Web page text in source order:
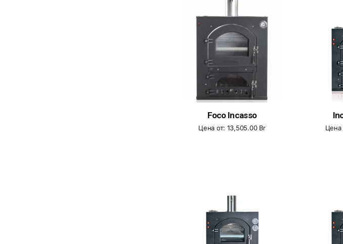
Foco Incasso
Цена от: 13,505.00 Br Цена